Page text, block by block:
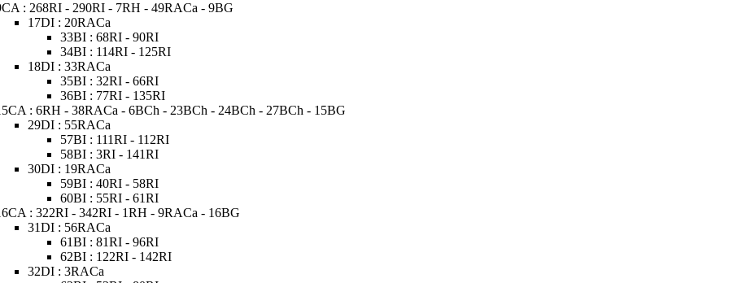
: 268RI - 290RI - 7RH - 49RACa - 9BG
17DI : 20RACa
33BI : 68RI - 90RI
34BI : 114RI - 125RI
18DI : 33RACa
35BI : 32RI - 66RI
36BI : 77RI - 135RI
: 6RH - 38RACa - 6BCh - 23BCh - 24BCh - 27BCh - 15BG
29DI : 55RACa
57BI : 111RI - 112RI
58BI : 3RI - 141RI
30DI : 19RACa
59BI : 40RI - 58RI
60BI : 55RI - 61RI
: 322RI - 342RI - 1RH - 9RACa - 16BG
31DI : 56RACa
61BI : 81RI - 96RI
62BI : 122RI - 142RI
32DI : 3RACa